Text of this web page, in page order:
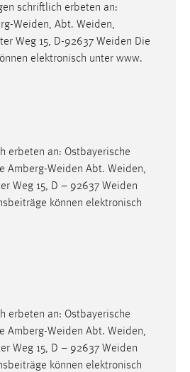
schriftlich erbeten an:
Weiden, Abt. Weiden,
Weg 15, D-92637 Weiden Die
elektronisch unter www.
erbeten an: Ostbayerische
Amberg-Weiden Abt. Weiden,
Weg 15, D – 92637 Weiden
können elektronisch
erbeten an: Ostbayerische
Amberg-Weiden Abt. Weiden,
Weg 15, D – 92637 Weiden
können elektronisch